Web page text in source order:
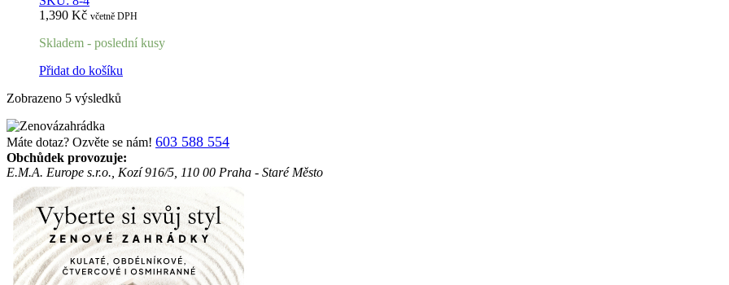
1,390 Kč včetně DPH
Skladem - poslední kusy
Přidat do košíku
Zobrazeno 5 výsledků
Máte dotaz? Ozvěte se nám! 603 588 554
Obchůdek provozuje:
E.M.A. Europe s.r.o., Kozí 916/5, 110 00 Praha - Staré Město